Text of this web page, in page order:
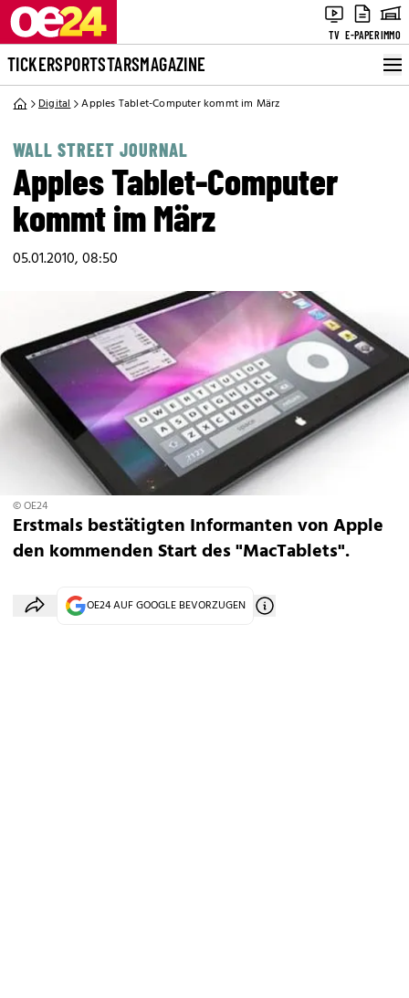
TV E-PAPERIMMO
TICKERSPORTSTARSMAGAZINE
Digital Apples Tablet-Computer kommt im März
WALL STREET JOURNAL
Apples Tablet-Computer
kommt im März
05.01.2010, 08:50
© OE24
Erstmals bestätigten Informanten von Apple
den kommenden Start des "MacTablets".
OE24 AUF GOOGLE BEVORZUGEN